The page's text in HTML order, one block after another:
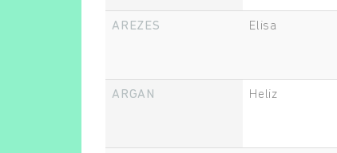
AREZES Elisa
ARGAN Heliz